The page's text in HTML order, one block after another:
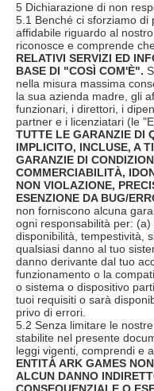
5 Dichiarazione di non
5.1 Benché ci sforziamo di
affidabile riguardo al
riconosce e comprende
RELATIVI SERVIZI ED
BASE DI "COSÌ COM'È".
nella misura massima
la sua azienda madre, gli
funzionari, i direttori, i
partner e i licenziatari (le
TUTTE LE GARANZIE DI
IMPLICITO, INCLUSE, A
GARANZIE DI
COMMERCIABILITÀ,
NON VIOLAZIONE,
ESENZIONE DA BUG/
non forniscono alcuna
ogni responsabilità per: (a)
disponibilità, tempestività,
qualsiasi danno al tuo
danno derivante dal tuo
funzionamento o la
o sistema o dispositivo
tuoi requisiti o sarà
privo di errori.
5.2 Senza limitare le
stabilite nel presente
leggi vigenti, comprendi e
ENTITÀ ARK GAMES
ALCUN DANNO